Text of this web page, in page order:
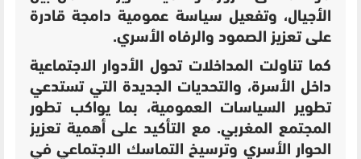
الأجيال، وتفعيل سياسة عمومية دامجة قادرة
على تعزيز الصمود والرفاه الأسري.
كما تناولت المداخلات تحول الأدوار الاجتماعية
داخل الأسرة، والتحديات الجديدة التي تستدعي
تطوير السياسات العمومية، بما يواكب تطور
المجتمع المغربي. مع التأكيد على أهمية تعزيز
الحوار الأسري وترسيخ التماسك الاجتماعي في